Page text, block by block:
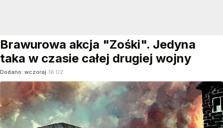
Brawurowa akcja "Zośki". Jedyna
taka w czasie całej drugiej wojny
Dodano: wczoraj 16:02